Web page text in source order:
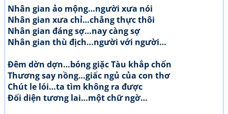
Nhân gian ảo mộng…người xưa nói
Nhân gian xưa chỉ…chẳng thực thôi
Nhân gian đáng sợ…nay càng sợ
Nhân gian thù địch…người với người…
Đêm dờn dợn…bóng giặc Tàu khắp chốn
Thương say nồng…giấc ngủ của con thơ
Chút le lói…ta tìm không ra được
Đối diện tương lai…một chữ ngờ…